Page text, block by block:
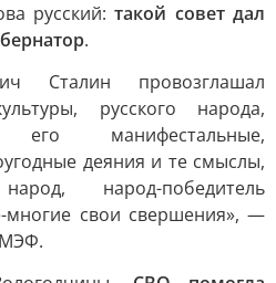
русский:такой совет дал
.
Сталин провозглашал
русского народа,
его манифестальные,
деяния и те смыслы,
народ-победитель
многие свои свершения», —